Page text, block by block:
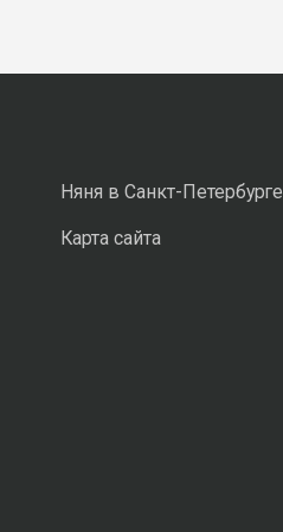
Няня в Санкт-Петербурге
Карта сайта